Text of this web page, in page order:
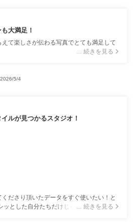
大満足！
て楽しさが伝わる写真でとても満足して
… 続きを見る
5/4
ルが見つかるスタジオ！
ださり頂いたデータをすぐ使いたい！と
ッとした自分たちだけじゃなく、笑い合っ
… 続きを見る